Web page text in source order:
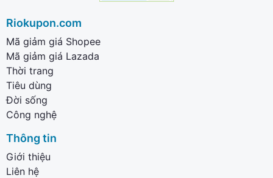
Riokupon.com
Mã giảm giá Shopee
Mã giảm giá Lazada
Thời trang
Tiêu dùng
Đời sống
Công nghệ
Thông tin
Giới thiệu
Liên hệ